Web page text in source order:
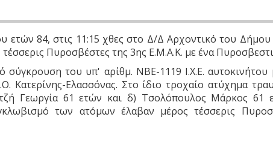
84, στις 11:15 χθες στο Δ/Δ Αρχοντικό του
Πυροσβέστες της 3ης Ε.Μ.Α.Κ. με ένα
του υπ' αρίθμ. ΝΒΕ-1119 Ι.Χ.Ε. αυτοκινήτου
Κατερίνης-Ελασσόνας. Στο ίδιο τροχαίο ατύχημα
Γεωργία 61 ετών και δ) Τσολόπουλος Μάρκος 61
των ατόμων έλαβαν μέρος τέσσερις